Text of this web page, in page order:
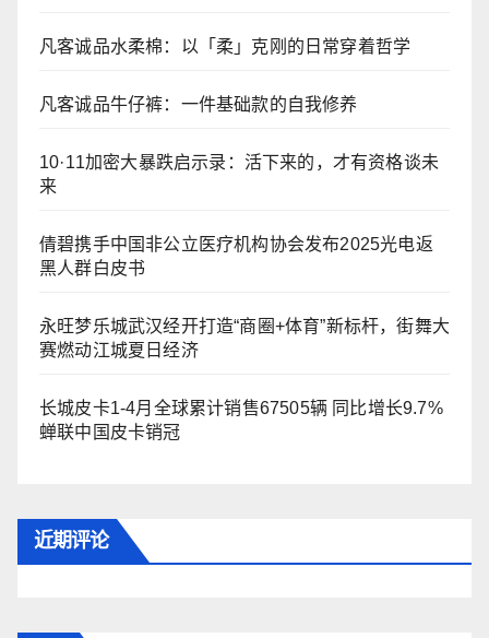
凡客诚品水柔棉：以「柔」克刚的日常穿着哲学
凡客诚品牛仔裤：一件基础款的自我修养
10·11加密大暴跌启示录：活下来的，才有资格谈未
来
倩碧携手中国非公立医疗机构协会发布2025光电返
黑人群白皮书
永旺梦乐城武汉经开打造“商圈+体育”新标杆，街舞大
赛燃动江城夏日经济
长城皮卡1-4月全球累计销售67505辆 同比增长9.7%
蝉联中国皮卡销冠
近期评论